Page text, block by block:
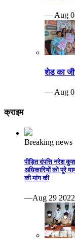
— Aug
शेड का
— Aug
क्राइम
Breaking news
पीड़ित दंपत्ति नरेश
अधिकारियों को पूरे
की मांग की
—Aug 29 2022